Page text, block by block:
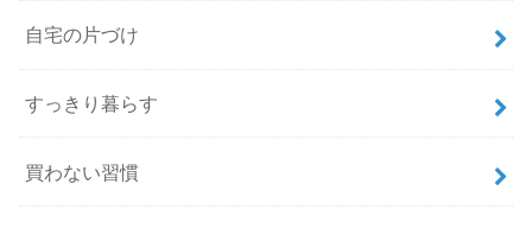
自宅の片づけ
すっきり暮らす
買わない習慣